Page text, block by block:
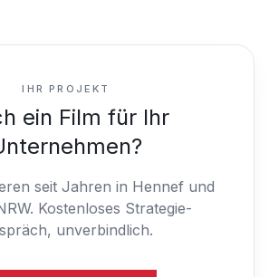
IHR PROJEKT
ein Film für Ihr
seit Jahren in Hennef und
Kostenloses Strategie-
unverbindlich.